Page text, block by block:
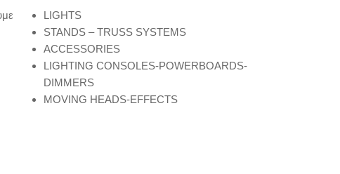
LIGHTS
STANDS – TRUSS SYSTEMS
ACCESSORIES
LIGHTING CONSOLES-POWERBOARDS-
DIMMERS
MOVING HEADS-EFFECTS